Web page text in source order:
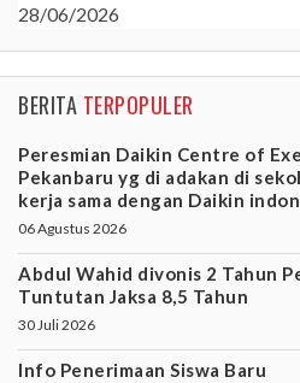
28/06/2026
BERITA TERPOPULER
Peresmian Daikin Centre of
Pekanbaru yg di adakan di
kerja sama dengan Daikin
06 Agustus 2026
Abdul Wahid divonis 2 Tahun
Tuntutan Jaksa 8,5 Tahun
30 Juli 2026
Info Penerimaan Siswa Baru